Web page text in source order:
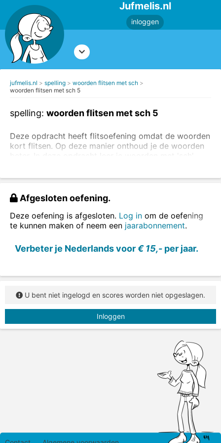
Jufmelis.nl
inloggen
jufmelis.nl spelling
woorden flitsen met sch
woorden flitsen met sch 5
spelling: woorden flitsen met sch 5
Deze opdracht heeft flitsoefening omdat de woorden
kort flitsen. Op deze manier onthoud je de woorden
Afgesloten oefening.
Deze oefening is afgesloten. Log in om de oefening
te kunnen maken of neem een jaarabonnement.
Verbeter je Nederlands voor€ 15,- per jaar.
U bent niet ingelogd en scores worden niet opgeslagen.
Inloggen